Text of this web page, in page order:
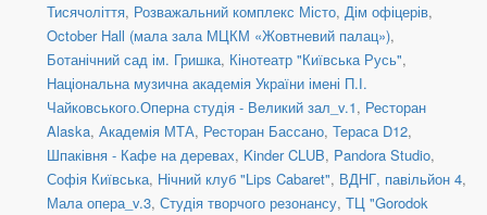
Тисячоліття, Розважальний комплекс Місто, Дім офіцерів,
October Hall (мала зала МЦКМ «Жовтневий палац»),
Ботанічний сад ім. Гришка, Кінотеатр "Київська Русь",
Національна музична академія України імені П.І.
Чайковського.Оперна студія - Великий зал_v.1, Ресторан
Alaska, Академія МТА, Ресторан Бассано, Тераса D12,
Шпаківня - Кафе на деревах, Kinder CLUB, Pandora Studio,
Софія Київська, Нічний клуб "Lips Cabaret", ВДНГ, павільйон 4,
Мала опера_v.3, Студія творчого резонансу, ТЦ "Gorodok